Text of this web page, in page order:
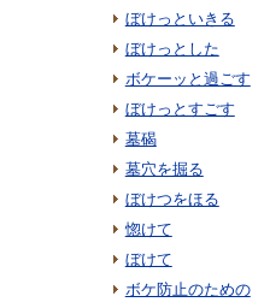
ぼけっといきる
ぼけっとした
ボケーッと過ごす
ぼけっとすごす
墓碣
墓穴を掘る
ぼけつをほる
惚けて
ぼけて
ボケ防止のための